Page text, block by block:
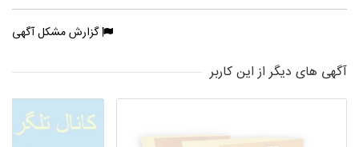
گزارش مشکل آگهی
آگهی های دیگر از این کاربر